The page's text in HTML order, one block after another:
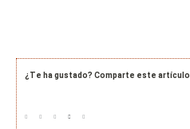
¿Te ha gustado? Comparte este artículo